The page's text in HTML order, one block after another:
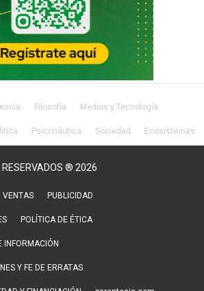
Filosofía Medios y Tecnología
Psiconáutica Sociedad Ecosistemas
RESERVADOS ® 2026
VENTAS PUBLICIDAD
POLÍTICA DE ÉTICA
INFORMACIÓN
Y FE DE ERRATAS